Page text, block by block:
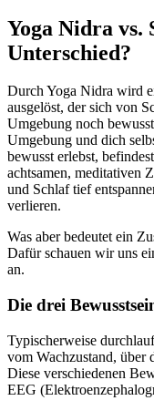
Yoga Nidra vs.
Unterschied?
Durch Yoga Nidra wird
ausgelöst, der sich von
Umgebung noch
Umgebung und dich
bewusst erlebst,
achtsamen, meditativen
und Schlaf tief
verlieren.
Was aber bedeutet ein
Dafür schauen wir uns
an.
Die drei
Typischerweise
vom Wachzustand, über
Diese verschiedenen
EEG